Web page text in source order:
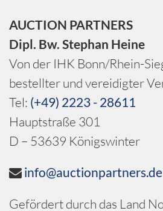
AUCTION PARTNERS
Dipl. Bw. Stephan Heine
Von der IHK Bonn/Rhein-
bestellter und vereidigter
Tel: (+49) 2223 - 28611
Hauptstraße 301
D – 53639 Königswinter
info@auctionpartners.de
Gefördert durch das Land